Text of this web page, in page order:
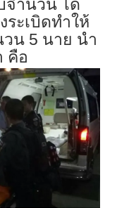
จำนวน ได้
ะเบิดทำให้
น 5 นาย นำ
คือ